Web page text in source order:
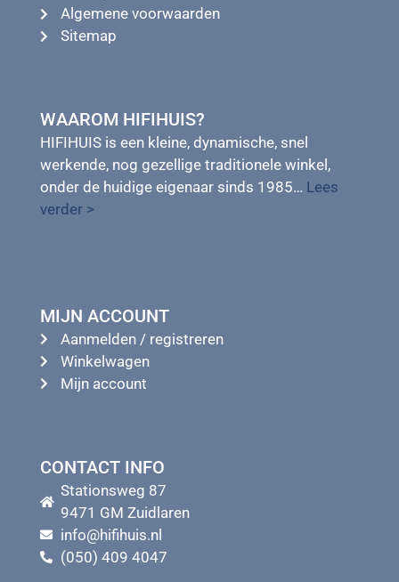
Algemene voorwaarden
Sitemap
WAAROM HIFIHUIS?
HIFIHUIS is een kleine, dynamische, snel
werkende, nog gezellige traditionele winkel,
onder de huidige eigenaar sinds 1985… Lees
verder >
MIJN ACCOUNT
Aanmelden / registreren
Winkelwagen
Mijn account
CONTACT INFO
Stationsweg 87
9471 GM Zuidlaren
info@hifihuis.nl
(050) 409 4047